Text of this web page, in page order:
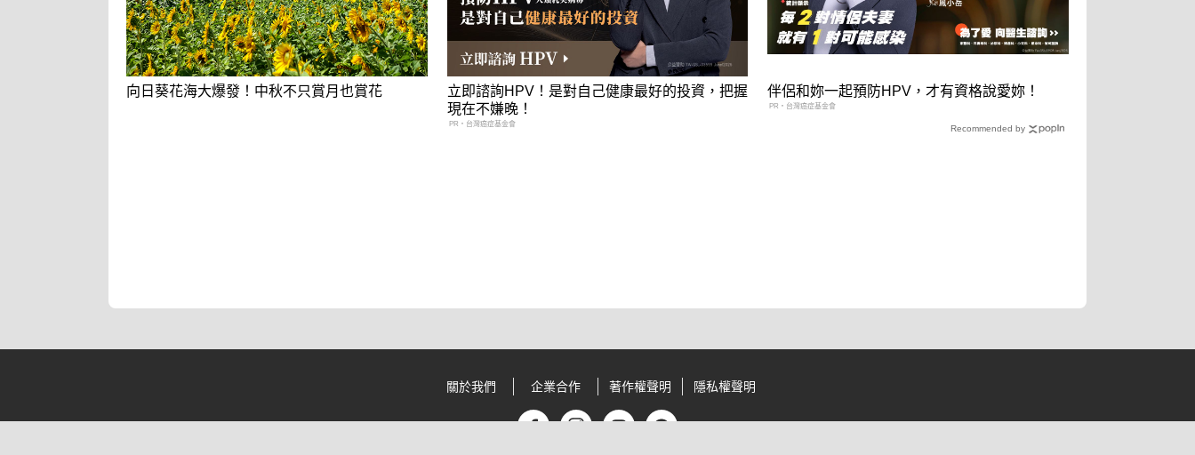
向日葵花海大爆發！中秋不只賞月也賞花
立即諮詢HPV！是對自己健康最好的投資，把握
現在不嫌晚！
PR・台灣癌症基金會
伴侶和妳一起預防HPV，才有資格說愛妳！
PR・台灣癌症基金會
Recommended by
關於我們 企業合作 著作權聲明 隱私權聲明